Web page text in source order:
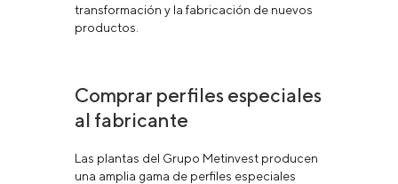
transformación y la fabricación de nuevos
productos.
Comprar perfiles especiales
al fabricante
Las plantas del Grupo Metinvest producen
una amplia gama de perfiles especiales